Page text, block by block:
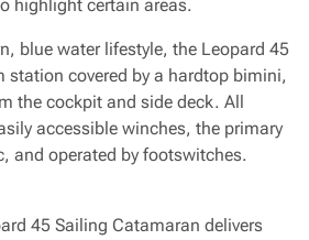
highlight certain areas.
blue water lifestyle, the Leopard 45
station covered by a hardtop bimini,
the cockpit and side deck. All
accessible winches, the primary
and operated by footswitches.
45 Sailing Catamaran delivers